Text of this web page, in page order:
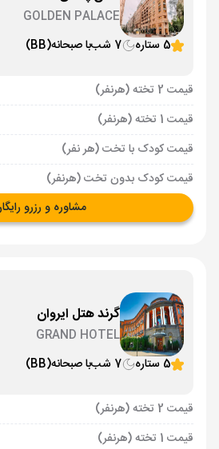
GOLDEN PALACE
5 ستاره
7 شب با صبحانه(BB)
قیمت 2 تخته (هرنفر)
قیمت 1 تخته (هرنفر)
قیمت کودک با تخت (هر نفر)
قیمت کودک بدون تخت (هرنفر)
مشاوره و رزرو
گرند هتل ایروان
GRAND HOTEL
5 ستاره
7 شب با صبحانه(BB)
قیمت 2 تخته (هرنفر)
قیمت 1 تخته (هرنفر)